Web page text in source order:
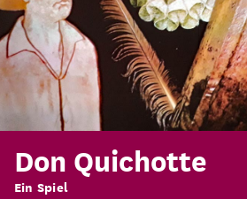
Don Quichotte
Ein Spiel